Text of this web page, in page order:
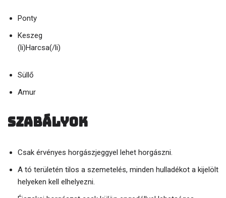
Ponty
Keszeg
(li)Harcsa(/li)
Süllő
Amur
Szabályok
Csak érvényes horgászjeggyel lehet horgászni.
A tó területén tilos a szemetelés, minden hulladékot a kijelölt
helyeken kell elhelyezni.